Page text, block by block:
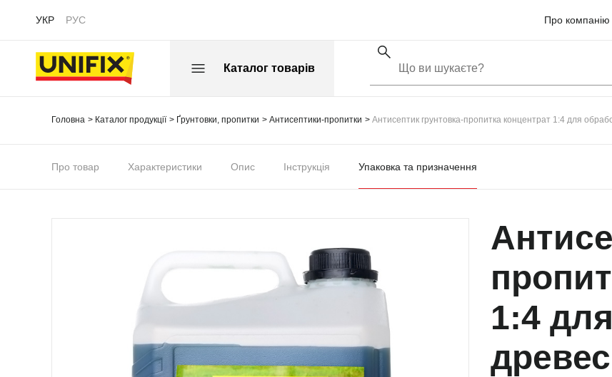
УКР РУС Про компанію
Каталог товарів
Головна Каталог продукції Ґрунтовки, пропитки Антисептики-пропитки Антисептик грунтовка-пропитка концентрат 1:4 для
Про товар Характеристики Опис Інструкція Упаковка та призначення
1:4